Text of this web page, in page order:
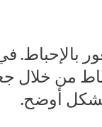
بالإحباط.
من خلال
بشكل أوضح.